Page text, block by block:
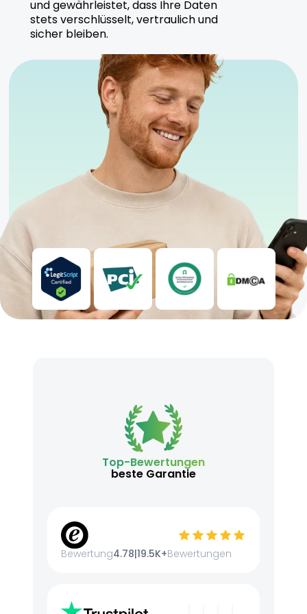
Cannabisprodukte, die unter strengen
Qualitätskontrollen hergestellt werden.
Sicherheitshinweise
Trocken und kühl lagern
Anwendung unter ärztlicher Aufsicht empfohlen
Für erfahrene Nutzer geeignet
und gewährleistet, dass Ihre Daten
stets verschlüsselt, vertraulich und
sicher bleiben.
Top-Bewertungen
beste Garantie
Bewertung4.78|19.5K+Bewertungen